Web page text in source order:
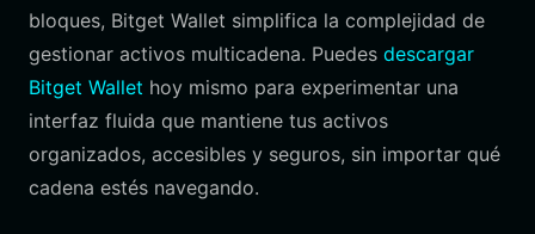
bloques, Bitget Wallet simplifica la complejidad de
gestionar activos multicadena. Puedes descargar
Bitget Wallet hoy mismo para experimentar una
interfaz fluida que mantiene tus activos
organizados, accesibles y seguros, sin importar qué
cadena estés navegando.